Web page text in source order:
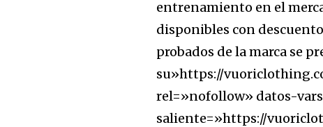
entrenamiento en el
disponibles con
probados de la marca se
su»https://
rel=»nofollow» datos-
saliente=»https://